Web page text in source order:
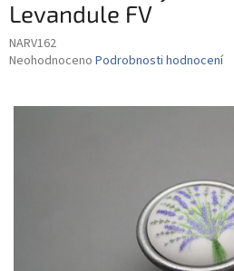
Levandule FV
NARV162
Průměrné
je
Neohodnoceno Podrobnosti hodnocení